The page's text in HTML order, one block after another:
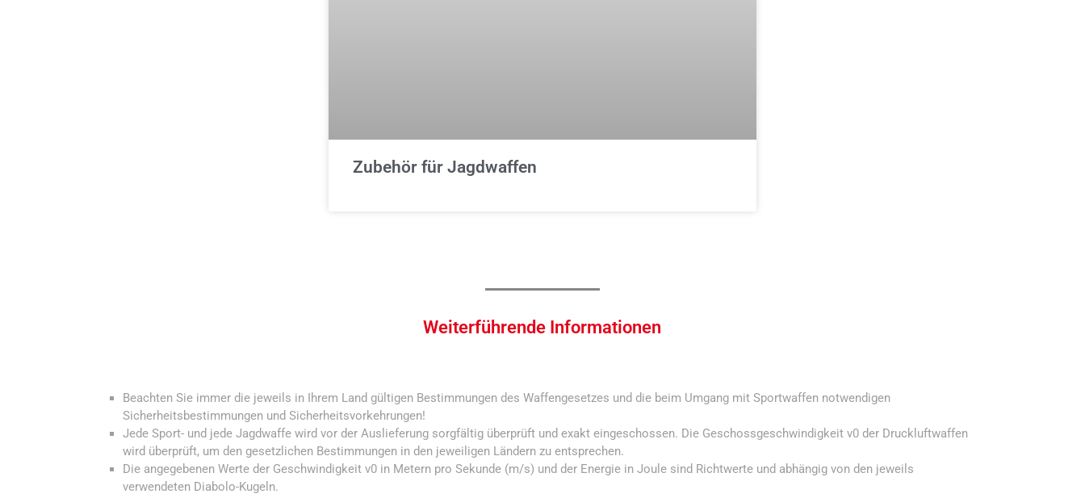
Zubehör für Jagdwaffen
Weiterführende Informationen
Beachten Sie immer die jeweils in Ihrem Land gültigen Bestimmungen des Waffengesetzes und die beim Umgang mit Sportwaffen notwendigen
Sicherheitsbestimmungen und Sicherheitsvorkehrungen!
Jede Sport- und jede Jagdwaffe wird vor der Auslieferung sorgfältig überprüft und exakt eingeschossen. Die Geschossgeschwindigkeit v0 der Druckluftwaffen
wird überprüft, um den gesetzlichen Bestimmungen in den jeweiligen Ländern zu entsprechen.
Die angegebenen Werte der Geschwindigkeit v0 in Metern pro Sekunde (m/s) und der Energie in Joule sind Richtwerte und abhängig von den jeweils
verwendeten Diabolo-Kugeln.